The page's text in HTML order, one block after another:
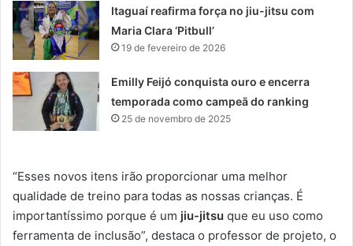
Itaguaí reafirma força no jiu-jitsu com
Maria Clara ‘Pitbull’
19 de fevereiro de 2026
Emilly Feijó conquista ouro e encerra
temporada como campeã do ranking
25 de novembro de 2025
“Esses novos itens irão proporcionar uma melhor
qualidade de treino para todas as nossas crianças. É
importantíssimo porque é um jiu-jitsu que eu uso como
ferramenta de inclusão”, destaca o professor de projeto, o